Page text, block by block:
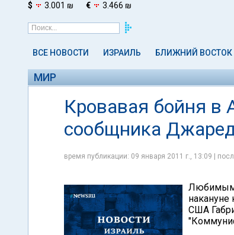
$ 3.001 ₪ € 3.466 ₪
ВСЕ НОВОСТИ ИЗРАИЛЬ БЛИЖНИЙ ВОСТОК
МИР
Кровавая бойня в
сообщника
время публикации: 09 января 2011 г., 13:09 |
США